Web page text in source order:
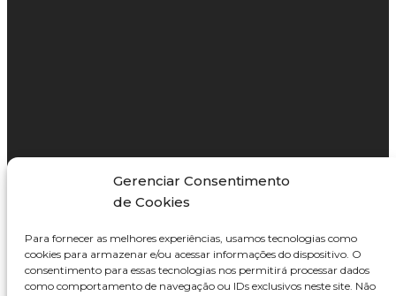
Gerenciar Consentimento
de Cookies
Para fornecer as melhores experiências, usamos tecnologias como
cookies para armazenar e/ou acessar informações do dispositivo. O
consentimento para essas tecnologias nos permitirá processar dados
como comportamento de navegação ou IDs exclusivos neste site. Não